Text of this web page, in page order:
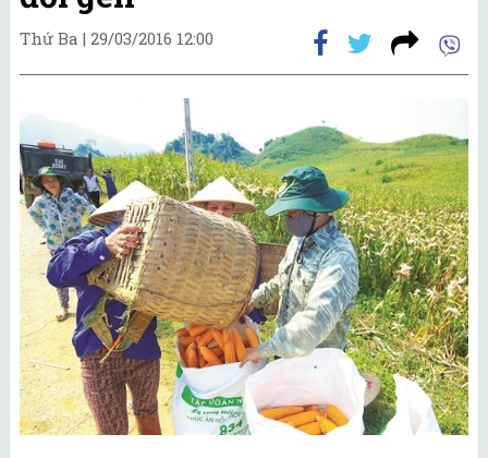
Thứ Ba | 29/03/2016 12:00